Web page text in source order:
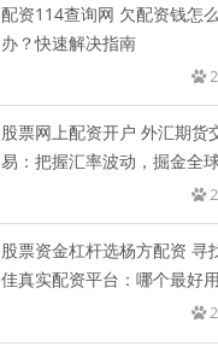
配资114查询网 欠配资钱怎么
办？快速解决指南
股票网上配资开户 外汇期货
易：把握汇率波动，掘金全
股票资金杠杆选杨方配资 寻
佳真实配资平台：哪个最好